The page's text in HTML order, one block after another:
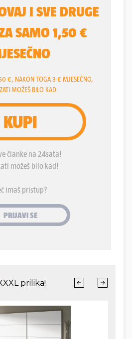
državnih subvencija
pa i neizravna o
Muska, urodile plodom.